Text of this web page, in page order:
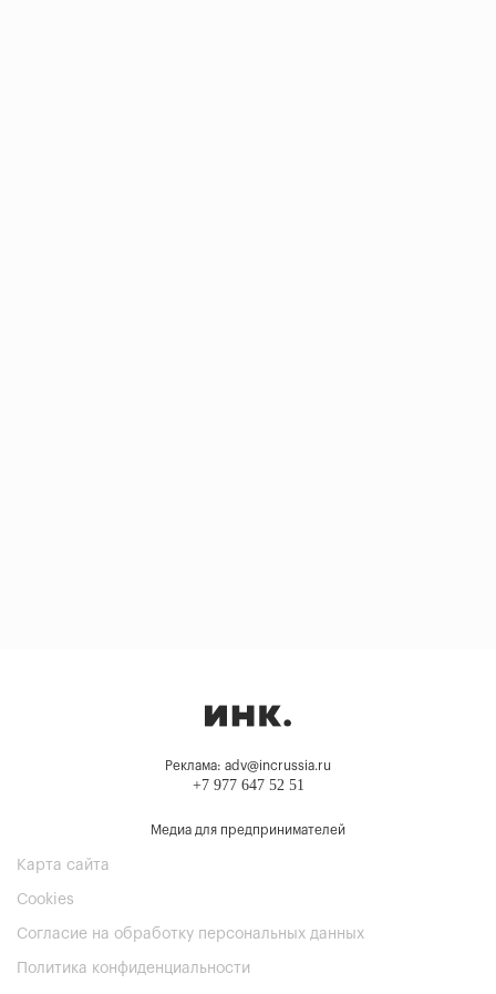
Реклама: adv@incrussia.ru
+7 977 647 52 51
Медиа для предпринимателей
Карта сайта
Cookies
Согласие на обработку персональных данных
Политика конфиденциальности